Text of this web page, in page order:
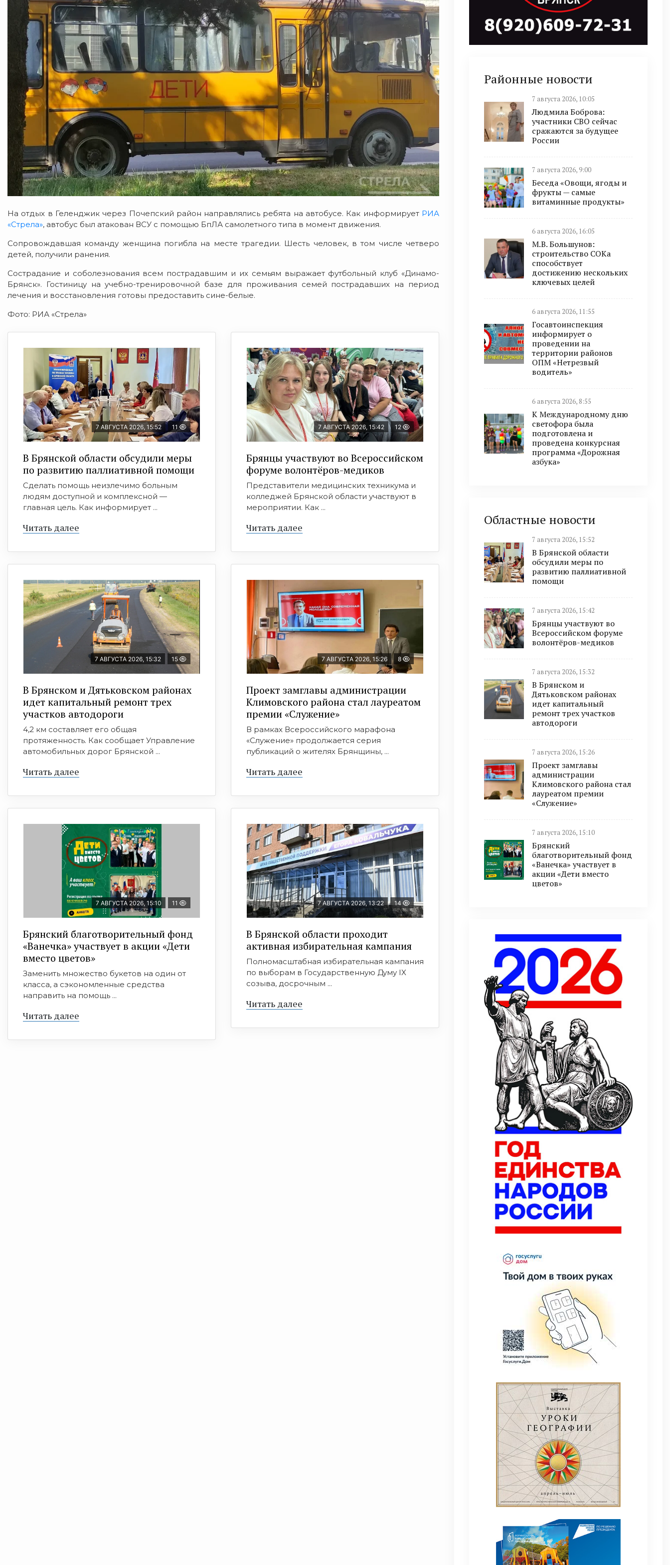
На отдых в Геленджик через Почепский район направлялись ребята на автобусе. Как информирует РИА
«Стрела», автобус был атакован ВСУ с помощью БпЛА самолетного типа в момент движения.
Сопровождавшая команду женщина погибла на месте трагедии. Шесть человек, в том числе четверо
детей, получили ранения.
Сострадание и соболезнования всем пострадавшим и их семьям выражает футбольный клуб «Динамо-
Брянск». Гостиницу на учебно-тренировочной базе для проживания семей пострадавших на период
лечения и восстановления готовы предоставить сине-белые.
Фото: РИА «Стрела»
7 АВГУСТА 2026, 15:52 11
В Брянской области обсудили меры
по развитию паллиативной помощи
Сделать помощь неизлечимо больным
людям доступной и комплексной —
главная цель. Как информирует ...
Читать далее
7 АВГУСТА 2026, 15:42 12
Брянцы участвуют во Всероссийском
форуме волонтёров-медиков
Представители медицинских техникума и
колледжей Брянской области участвуют в
мероприятии. Как ...
Читать далее
7 АВГУСТА 2026, 15:32 15
В Брянском и Дятьковском районах
идет капитальный ремонт трех
участков автодороги
4,2 км составляет его общая
протяженность. Как сообщает Управление
автомобильных дорог Брянской ...
Читать далее
7 АВГУСТА 2026, 15:26 8
Проект замглавы администрации
Климовского района стал лауреатом
премии «Служение»
В рамках Всероссийского марафона
«Служение» продолжается серия
публикаций о жителях Брянщины, ...
Читать далее
7 АВГУСТА 2026, 15:10 11
Брянский благотворительный фонд
«Ванечка» участвует в акции «Дети
вместо цветов»
Заменить множество букетов на один от
класса, а сэкономленные средства
направить на помощь ...
Читать далее
7 АВГУСТА 2026, 13:22 14
В Брянской области проходит
активная избирательная кампания
Полномасштабная избирательная кампания
по выборам в Государственную Думу IX
созыва, досрочным ...
Читать далее
Районные новости
7 августа 2026, 10:05
Людмила Боброва:
участники СВО сейчас
сражаются за будущее
России
7 августа 2026, 9:00
Беседа «Овощи, ягоды и
фрукты — самые
витаминные продукты»
6 августа 2026, 16:05
М.В. Большунов:
строительство СОКа
способствует
достижению нескольких
ключевых целей
6 августа 2026, 11:55
Госавтоинспекция
информирует о
проведении на
территории районов
ОПМ «Нетрезвый
водитель»
6 августа 2026, 8:55
К Международному дню
светофора была
подготовлена и
проведена конкурсная
программа «Дорожная
азбука»
Областные новости
7 августа 2026, 15:52
В Брянской области
обсудили меры по
развитию паллиативной
помощи
7 августа 2026, 15:42
Брянцы участвуют во
Всероссийском форуме
волонтёров-медиков
7 августа 2026, 15:32
В Брянском и
Дятьковском районах
идет капитальный
ремонт трех участков
автодороги
7 августа 2026, 15:26
Проект замглавы
администрации
Климовского района стал
лауреатом премии
«Служение»
7 августа 2026, 15:10
Брянский
благотворительный фонд
«Ванечка» участвует в
акции «Дети вместо
цветов»